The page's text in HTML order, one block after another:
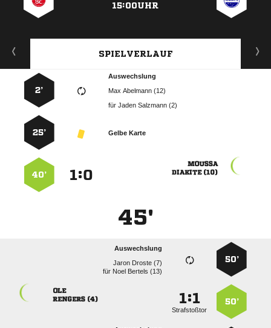
15:00UHR
SPIELVERLAUF
Auswechslung
  
für  
2’
Gelbe Karte
25’

 
:
40’
45'
50’
Auswechslung
  
für   
50’
:
Strafstoßtor

 